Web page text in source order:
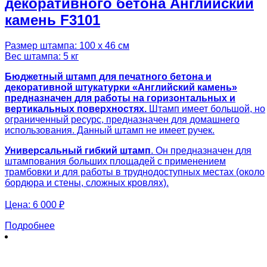
камень F3101
Размер штампа: 100 х 46 см
Вес штампа: 5 кг
Бюджетный штамп для печатного бетона и
декоративной штукатурки «Английский камень»
предназначен для работы на горизонтальных и
вертикальных поверхностях. Штамп имеет большой, но
ограниченный ресурс, предназначен для домашнего
использования. Данный штамп не имеет ручек.
Универсальный гибкий штамп. Он предназначен для
штампования больших площадей с применением
трамбовки и для работы в труднодоступных местах (около
бордюра и стены, сложных кровлях).
Цена: 6 000 ₽
Подробнее